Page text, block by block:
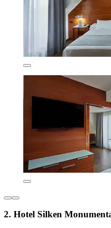
2. Hotel Silken